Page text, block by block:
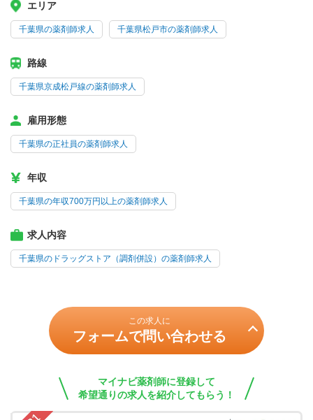
エリア
千葉県の薬剤師求人 千葉県松戸市の薬剤師求人
路線
千葉県京成松戸線の薬剤師求人
雇用形態
千葉県の正社員の薬剤師求人
年収
千葉県の年収700万円以上の薬剤師求人
求人内容
千葉県のドラッグストア（調剤併設）の薬剤師求人
この求人に
フォームで問い合わせる
マイナビ薬剤師に登録して
希望通りの求人を紹介してもらう！